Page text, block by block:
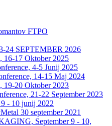
FTPO
24 SEPTEMBER 2026
16-17 Oktober 2025
4-5 Junij 2025
14-15 Maj 2024
19-20 Oktober 2023
21-22 September 2023
- 10 junij 2022
30 september 2021
September 9 - 10,